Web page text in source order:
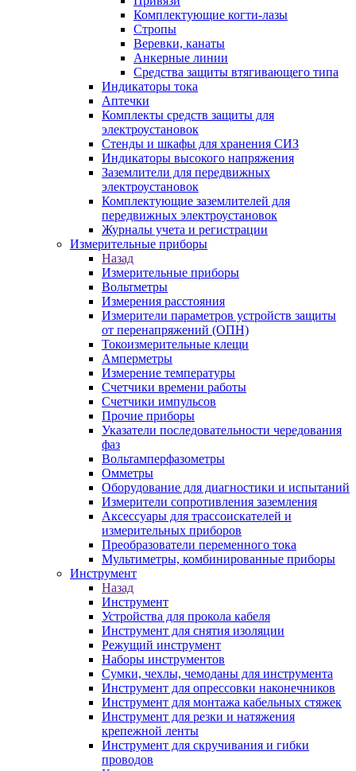
Комплектующие когти-лазы
Стропы
Веревки, канаты
Анкерные линии
Средства защиты втягивающего типа
Индикаторы тока
Аптечки
Комплекты средств защиты для
электроустановок
Стенды и шкафы для хранения СИЗ
Индикаторы высокого напряжения
Заземлители для передвижных
электроустановок
Комплектующие заземлителей для
передвижных электроустановок
Журналы учета и регистрации
Измерительные приборы
Назад
Измерительные приборы
Вольтметры
Измерения расстояния
Измерители параметров устройств защиты
от перенапряжений (ОПН)
Токоизмерительные клещи
Амперметры
Измерение температуры
Счетчики времени работы
Счетчики импульсов
Прочие приборы
Указатели последовательности чередования
фаз
Вольтамперфазометры
Омметры
Оборудование для диагностики и испытаний
Измерители сопротивления заземления
Аксессуары для трассоискателей и
измерительных приборов
Преобразователи переменного тока
Мультиметры, комбинированные приборы
Инструмент
Назад
Инструмент
Устройства для прокола кабеля
Инструмент для снятия изоляции
Режущий инструмент
Наборы инструментов
Сумки, чехлы, чемоданы для инструмента
Инструмент для опрессовки наконечников
Инструмент для монтажа кабельных стяжек
Инструмент для резки и натяжения
крепежной ленты
Инструмент для скручивания и гибки
проводов